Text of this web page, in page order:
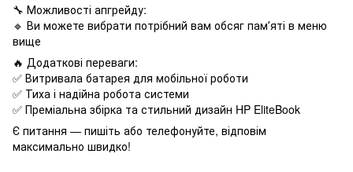
🔧 Можливості апгрейду:
🔹 Ви можете вибрати потрібний вам обсяг памʼяті в меню
вище
🔥 Додаткові переваги:
✅ Витривала батарея для мобільної роботи
✅ Тиха і надійна робота системи
✅ Преміальна збірка та стильний дизайн HP EliteBook
Є питання — пишіть або телефонуйте, відповім
максимально швидко!